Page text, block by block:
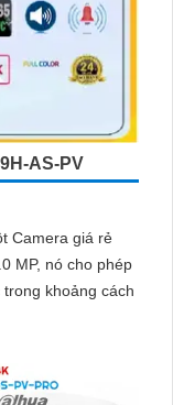
AS-PV
Camera giá rẻ
khoảng cách